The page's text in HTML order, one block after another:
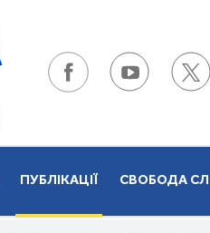
ПУБЛІКАЦІЇ СВОБОДА